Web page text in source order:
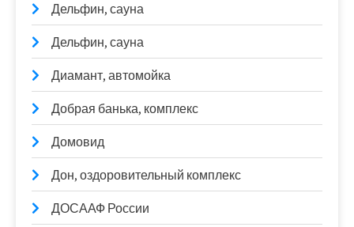
Дельфин, сауна
Дельфин, сауна
Диамант, автомойка
Добрая банька, комплекс
Домовид
Дон, оздоровительный комплекс
ДОСААФ России